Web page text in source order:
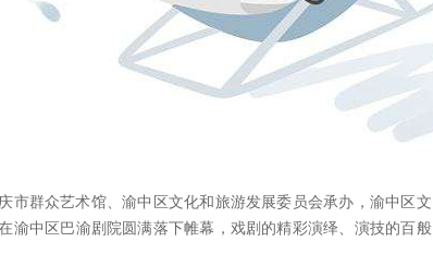
市群众艺术馆、渝中区文化和旅游发展委员会承办，渝中区文
渝中区巴渝剧院圆满落下帷幕，戏剧的精彩演绎、演技的百般